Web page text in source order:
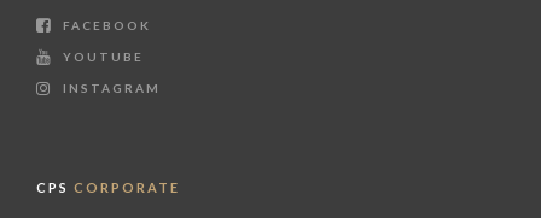
FACEBOOK
YOUTUBE
INSTAGRAM
CPS CORPORATE